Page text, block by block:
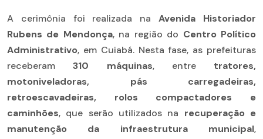
A cerimônia foi realizada naAvenida Historiador
Rubens de Mendonça, na região do Centro Político
Administrativo, em Cuiabá. Nesta fase, as prefeituras
receberam310 máquinas, entre tratores,
motoniveladoras, pás carregadeiras,
retroescavadeiras, rolos compactadores e
caminhões, que serão utilizados na recuperação e
manutenção da infraestrutura municipal,